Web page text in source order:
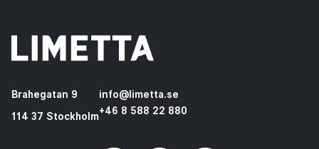
Brahegatan 9
114 37 Stockholm
info@limetta.se
+46 8 588 22 880